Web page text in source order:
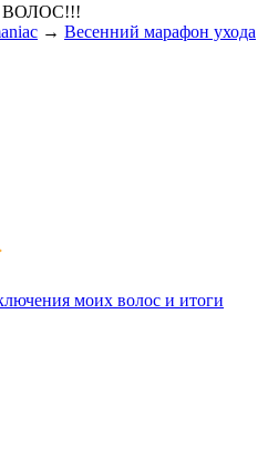
→ Весенний марафон ухода
моих волос и итоги